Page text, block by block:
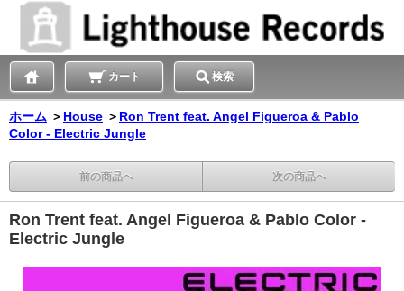
カート 検索
ホーム ＞ House ＞ Ron Trent feat. Angel Figueroa & Pablo
Color - Electric Jungle
前の商品へ 次の商品へ
Ron Trent feat. Angel Figueroa & Pablo Color -
Electric Jungle